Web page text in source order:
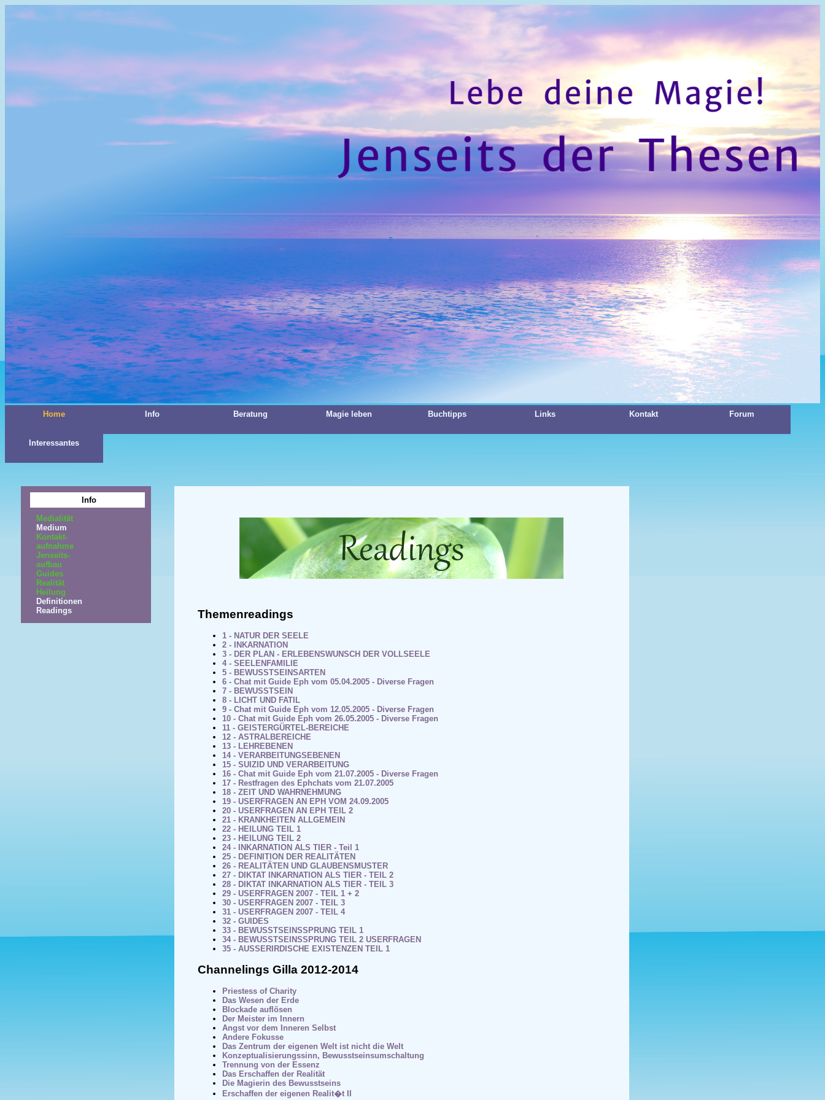
Home Info Beratung Magie leben Buchtipps Links Kontakt Forum
Interessantes
Info
Medialität
Medium
Kontakt-
aufnahme
Jenseits-
aufbau
Guides
Realität
Heilung
Definitionen
Readings
Themenreadings
1 - NATUR DER SEELE
2 - INKARNATION
3 - DER PLAN - ERLEBENSWUNSCH DER VOLLSEELE
4 - SEELENFAMILIE
5 - BEWUSSTSEINSARTEN
6 - Chat mit Guide Eph vom 05.04.2005 - Diverse Fragen
7 - BEWUSSTSEIN
8 - LICHT UND FATIL
9 - Chat mit Guide Eph vom 12.05.2005 - Diverse Fragen
10 - Chat mit Guide Eph vom 26.05.2005 - Diverse Fragen
11 - GEISTERGÜRTEL-BEREICHE
12 - ASTRALBEREICHE
13 - LEHREBENEN
14 - VERARBEITUNGSEBENEN
15 - SUIZID UND VERARBEITUNG
16 - Chat mit Guide Eph vom 21.07.2005 - Diverse Fragen
17 - Restfragen des Ephchats vom 21.07.2005
18 - ZEIT UND WAHRNEHMUNG
19 - USERFRAGEN AN EPH VOM 24.09.2005
20 - USERFRAGEN AN EPH TEIL 2
21 - KRANKHEITEN ALLGEMEIN
22 - HEILUNG TEIL 1
23 - HEILUNG TEIL 2
24 - INKARNATION ALS TIER - Teil 1
25 - DEFINITION DER REALITÄTEN
26 - REALITÄTEN UND GLAUBENSMUSTER
27 - DIKTAT INKARNATION ALS TIER - TEIL 2
28 - DIKTAT INKARNATION ALS TIER - TEIL 3
29 - USERFRAGEN 2007 - TEIL 1 + 2
30 - USERFRAGEN 2007 - TEIL 3
31 - USERFRAGEN 2007 - TEIL 4
32 - GUIDES
33 - BEWUSSTSEINSSPRUNG TEIL 1
34 - BEWUSSTSEINSSPRUNG TEIL 2 USERFRAGEN
35 - AUSSERIRDISCHE EXISTENZEN TEIL 1
Channelings Gilla 2012-2014
Priestess of Charity
Das Wesen der Erde
Blockade auflösen
Der Meister im Innern
Angst vor dem Inneren Selbst
Andere Fokusse
Das Zentrum der eigenen Welt ist nicht die Welt
Konzeptualisierungssinn, Bewusstseinsumschaltung
Trennung von der Essenz
Das Erschaffen der Realität
Die Magierin des Bewusstseins
Erschaffen der eigenen Realit�t II